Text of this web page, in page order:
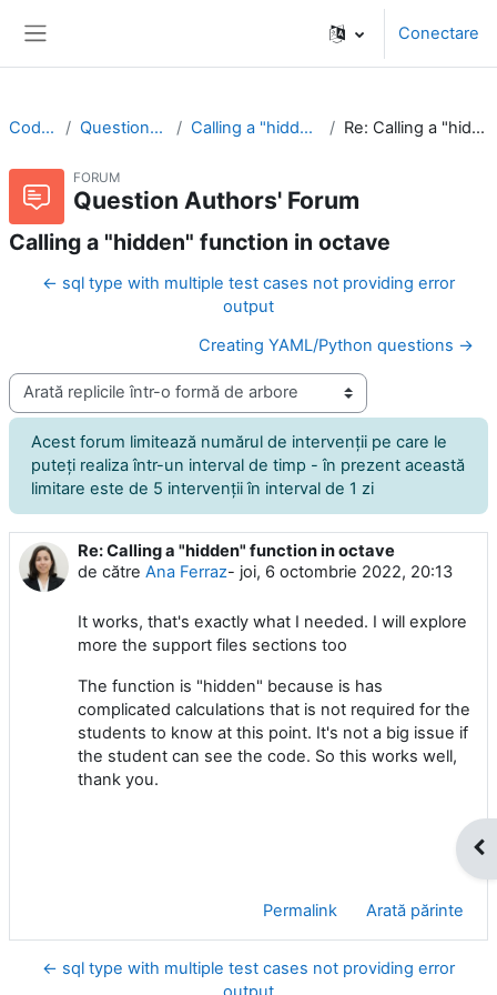
Conectare
CodeRunner Question Authors' Forum Calling a "hidden" function in octave Re: Calling a "hidden" function in octave
FORUM
Question Authors' Forum
Calling a "hidden" function in octave
← sql type with multiple test cases not providing error
output
Creating YAML/Python questions →
Afişează mod
Acest forum limitează numărul de intervenţii pe care le
puteţi realiza într-un interval de timp - în prezent această
limitare este de 5 intervenţii în interval de 1 zi
Re: Calling a "hidden" function in octave
de către Ana Ferraz- joi, 6 octombrie 2022, 20:13
Număr de răspunsuri: 0
It works, that's exactly what I needed. I will explore
more the support files sections too
The function is "hidden" because is has
complicated calculations that is not required for the
students to know at this point. It's not a big issue if
the student can see the code. So this works well,
thank you.
Permalink Arată părinte
← sql type with multiple test cases not providing error